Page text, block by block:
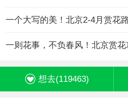
一个大写的美！北京2-4月赏花
一则花事，不负春风！北京赏花
想去(119463)